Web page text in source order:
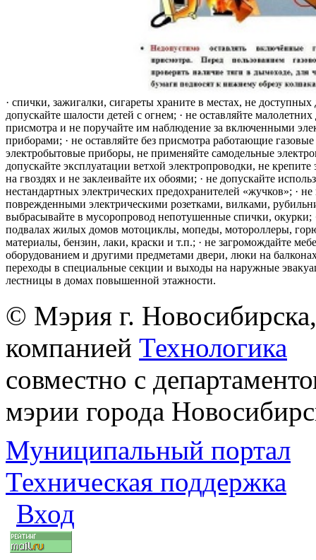
· спички, зажигалки, сигареты храните в местах, не доступных
допускайте шалости детей с огнем; · не оставляйте малолетних
присмотра и не поручайте им наблюдение за включенными
приборами; · не оставляйте без присмотра работающие
электробытовые приборы, не применяйте самодельные
допускайте эксплуатации ветхой электропроводки, не крепите
на гвоздях и не заклеивайте их обоями; · не допускайте
нестандартных электрических предохранителей «жучков»; · не
поврежденными электрическими розетками, вилками,
выбрасывайте в мусоропровод непотушенные спички, окурки;
подвалах жилых домов мотоциклы, мопеды, мотороллеры,
материалы, бензин, лаки, краски и т.п.; · не загромождайте
оборудованием и другими предметами двери, люки на
переходы в специальные секции и выходы на наружные
лестницы в домах повышенной этажности.
© Мэрия г.
компанией Технологика
совместно с
мэрии города
Муниципальный портал
Техническая поддержка
Вход